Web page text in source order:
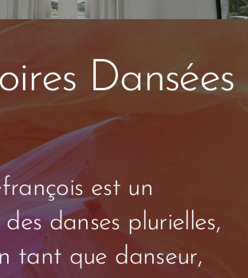
Dansées
est un
danses plurielles,
tant que danseur,